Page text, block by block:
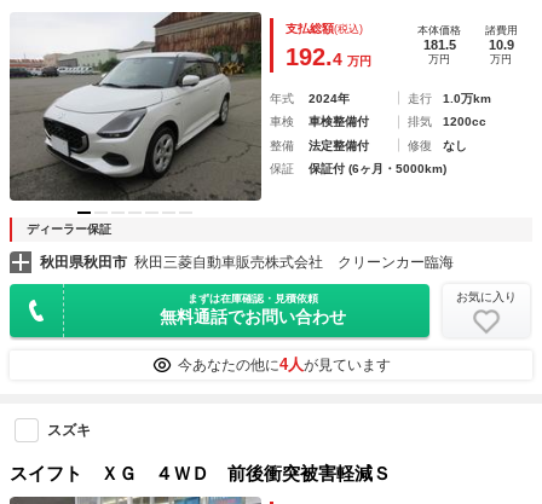
ロール シートヒーター
支払総額(税込)
192.4 万円
本体価格
181.5
万円
諸費用
10.9
万円
年式 2024年 走行
1.0万km
車検
車検整備付 排気
1200cc
整備
法定整備付 修復
なし
保証
保証付 (6ヶ月・5000km)
ディーラー保証
秋田県秋田市 秋田三菱自動車販売株式会社 クリーンカー臨海
まずは在庫確認・見積依頼
無料通話でお問い合わせ
お気に入り
今あなたの他に4人が見ています
スズキ
スイフト ＸＧ ４ＷＤ 前後衝突被害軽減Ｓ